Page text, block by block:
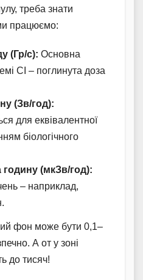
треба знати
працюємо:
(Гр/с): Основна
СІ – поглинута доза
(Зв/год):
для еквівалентної
біологічного
годину (мкЗв/год):
– наприклад,
фон може бути 0,1–
А от у зоні
до тисяч!